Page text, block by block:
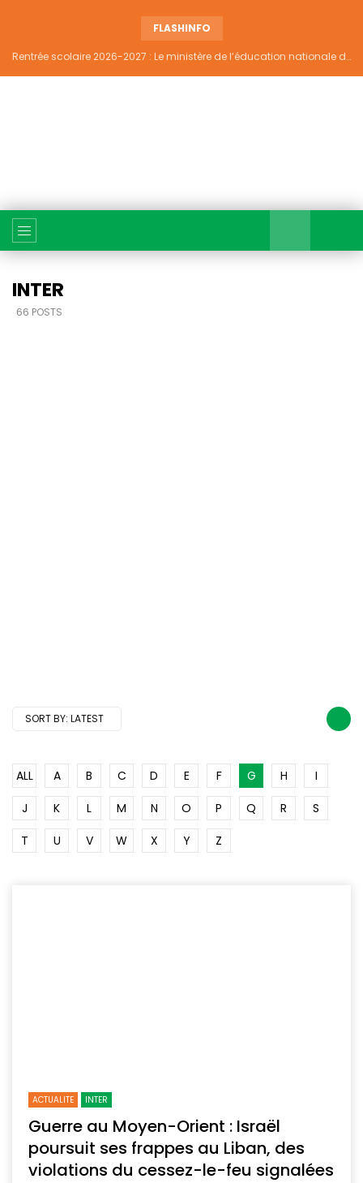
FLASHINFO
Rentrée scolaire 2026-2027 : Le ministère de l’éducation nationale dément tout report et maintient la date du 14 septembre
INTER
66 POSTS
SORT BY: LATEST
ALL A B C D E F G H
I
J
K L M N O P Q R
S
T
U V W X Y Z
ACTUALITE INTER
Guerre au Moyen-Orient : Israël
poursuit ses frappes au Liban, des
violations du cessez-le-feu signalées